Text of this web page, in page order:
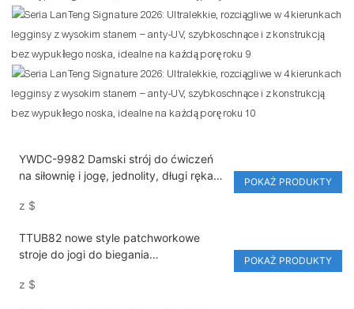
YWDC-9982 Damski strój do ćwiczeń
na siłownię i jogę, jednolity, długi rękaw,
elastyczny pas, elastyczne legginsy z
z $
POKAŻ PRODUKTY
TTUB82 nowe style patchworkowe
stroje do jogi do biegania
trzyczęściowe sportowe ubrania
z $
POKAŻ PRODUKTY